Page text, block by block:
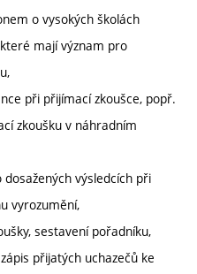
o vysokých školách
mají význam pro
při přijímací zkoušce, popř.
zkoušku v náhradním
výsledcích při
vyrozumění,
sestavení pořadníku,
přijatých uchazečů ke